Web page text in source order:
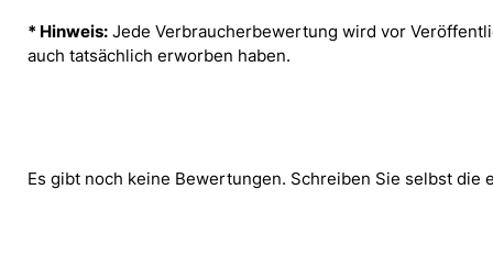
* Hinweis: Jede Verbraucherbewertung wird vor
auch tatsächlich erworben haben.
Es gibt noch keine Bewertungen. Schreiben Sie selbst die